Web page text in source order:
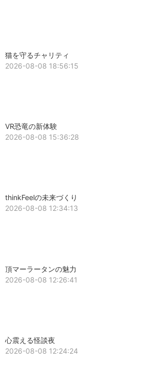
猫を守るチャリティ
2026-08-08 18:56:15
VR恐竜の新体験
2026-08-08 15:36:28
thinkFeelの未来づくり
2026-08-08 12:34:13
頂マーラータンの魅力
2026-08-08 12:26:41
心震える怪談夜
2026-08-08 12:24:24